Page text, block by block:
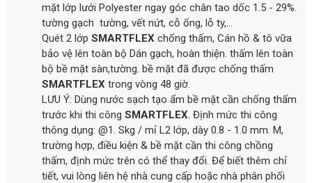
mặt lớp lưới Polyester ngay góc chân tao dốc 1.5 - 29%.
tường gạch tường, vết nứt, cỗ ống, lỗ ty,...
Quét 2 lớp SMARTFLEX chống thấm, Cán hồ & tô vữa
bảo vệ lên toàn bộ Dán gạch, hoàn thiện. thấm lên toàn
bộ bề mặt sàn,tường. bề mặt đã được chống thấm
SMARTFLEX trong vòng 48 giờ.
LƯU Ý: Dùng nước sạch tạo ẩm bề mặt cần chống thấm
trước khi thi công SMARTFLEX. Định mức thi công
thông dụng: @1. Skg / mỉ L2 lớp, dày 0.8 - 1.0 mm. M,
trường hợp, điều kiện & bề mặt cần thi công chồng
thấm, định mức trên có thể thay đổi. Để biết thêm chỉ
tiết, vui lòng liên hệ nhà cung cấp hoặc nhà phân phối